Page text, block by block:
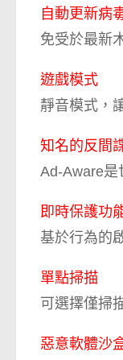
自動更新病
免受於最新
遊戲模式
靜音模式，
知名的反間
Ad-Aware是
即時保護功
基於行為的
單點掃描
可選擇僅掃
惡意軟體沙